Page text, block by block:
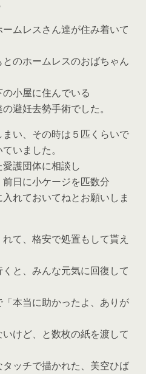
ムレスさん達が住み着いて
のホームレスのおばちゃん
小屋に住んでいる
避妊去勢手術でした。
い、その時は５匹くらいで
いました。
護団体に相談し
日に小ケージを匹数分
れておいてねとお願いしま
て、格安で処置もして貰え
と、みんな元気に回復して
本当に助かったよ、ありが
いけど、と数枚の紙を渡して
ッチで描かれた、美空ひば